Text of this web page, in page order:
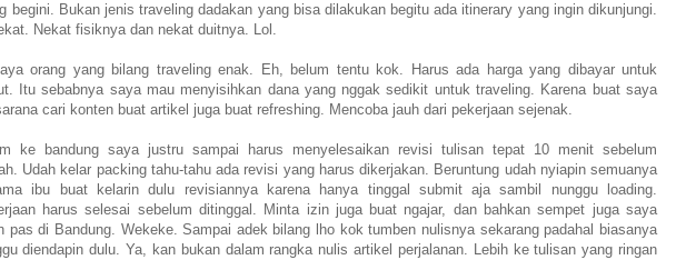
begini. Bukan jenis traveling dadakan yang bisa dilakukan begitu ada itinerary yang ingin dikunjungi.
Nekat fisiknya dan nekat duitnya. Lol.
orang yang bilang traveling enak. Eh, belum tentu kok. Harus ada harga yang dibayar untuk
Itu sebabnya saya mau menyisihkan dana yang nggak sedikit untuk traveling. Karena buat saya
cari konten buat artikel juga buat refreshing. Mencoba jauh dari pekerjaan sejenak.
ke bandung saya justru sampai harus menyelesaikan revisi tulisan tepat 10 menit sebelum
Udah kelar packing tahu-tahu ada revisi yang harus dikerjakan. Beruntung udah nyiapin semuanya
ibu buat kelarin dulu revisiannya karena hanya tinggal submit aja sambil nunggu loading.
harus selesai sebelum ditinggal. Minta izin juga buat ngajar, dan bahkan sempet juga saya
pas di Bandung. Wekeke. Sampai adek bilang lho kok tumben nulisnya sekarang padahal biasanya
diendapin dulu. Ya, kan bukan dalam rangka nulis artikel perjalanan. Lebih ke tulisan yang ringan